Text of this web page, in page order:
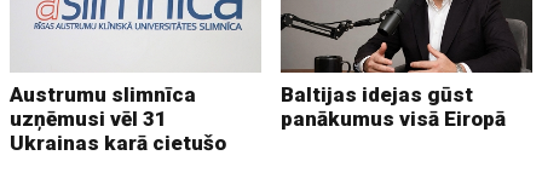
Austrumu slimnīca
uzņēmusi vēl 31
Ukrainas karā cietušo
Baltijas idejas gūst
panākumus visā Eiropā